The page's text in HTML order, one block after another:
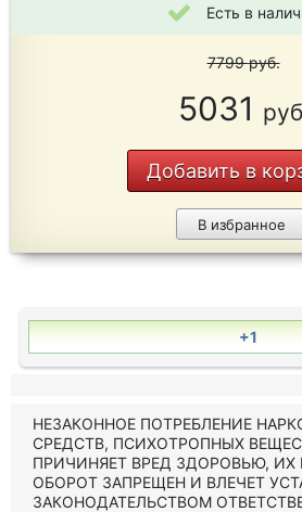
Есть в
7799руб.
5031
Добавить в
В избранное
+1
НЕЗАКОННОЕ ПОТРЕБЛЕНИЕ
СРЕДСТВ, ПСИХОТРОПНЫХ
ПРИЧИНЯЕТ ВРЕД ЗДОРОВЬЮ, ИХ
ОБОРОТ ЗАПРЕЩЕН И ВЛЕЧЕТ
ЗАКОНОДАТЕЛЬСТВОМ